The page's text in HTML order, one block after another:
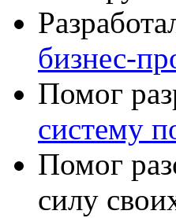
бизнес-
Помог
систему
Помог
силу